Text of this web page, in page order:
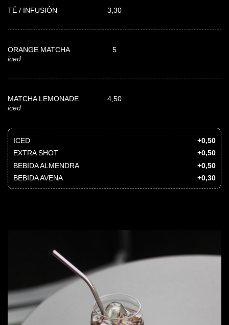
TÉ / INFUSIÓN 3,30
ORANGE MATCHA
iced
5
MATCHA LEMONADE
iced
4,50
ICED
+0,50
EXTRA SHOT
+0,50
BEBIDA ALMENDRA
+0,50
BEBIDA AVENA
+0,30